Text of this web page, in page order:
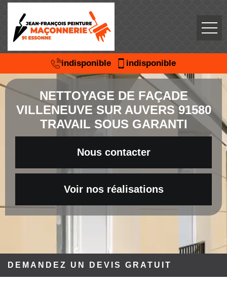
indisponible indisponible
NETTOYAGE DE FAÇADE
VILLENEUVE SUR AUVERS 91580
TRAVAIL SOUS GARANTI
Nous contacter
Voir nos réalisations
DEMANDEZ UN DEVIS GRATUIT